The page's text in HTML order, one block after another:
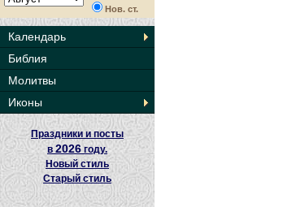
Нов. ст.
Календарь
Библия
Молитвы
Иконы
Праздники и посты
в 2026 году.
Новый стиль
Старый стиль